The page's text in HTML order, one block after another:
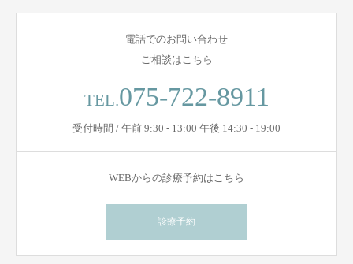
電話でのお問い合わせ
ご相談はこちら
TEL.075-722-8911
受付時間 / 午前 9:30 - 13:00 午後 14:30 - 19:00
WEBからの診療予約はこちら
診療予約